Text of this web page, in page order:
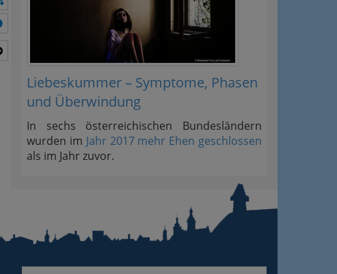
Mehr Information
Nach Oben
Liebeskummer – Symptome, Phasen
und Überwindung
In sechs österreichischen Bundesländern
wurden im Jahr 2017 mehr Ehen geschlossen
als im Jahr zuvor.